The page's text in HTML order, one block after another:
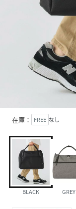
在庫： FREE なし
BLACK GREY